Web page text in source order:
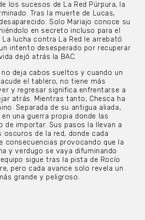
los sucesos de La Red Púrpura, la
Tras la muerte de Lucas,
Solo Mariajo conoce su
en secreto incluso para el
lucha contra La Red le arrebató
intento desesperado por recuperar
dejó atrás la BAC.
deja cabos sueltos y cuando un
el tablero, no tiene más
y regresar significa enfrentarse a
atrás. Mientras tanto, Chesca ha
Separada de su antigua aliada,
una guerra propia donde las
de importar. Sus pasos la llevan a
oscuros de la red, donde cada
consecuencias provocando que la
y verdugo se vaya difuminando
sigue tras la pista de Rocío
pero cada avance solo revela un
grande y peligroso.